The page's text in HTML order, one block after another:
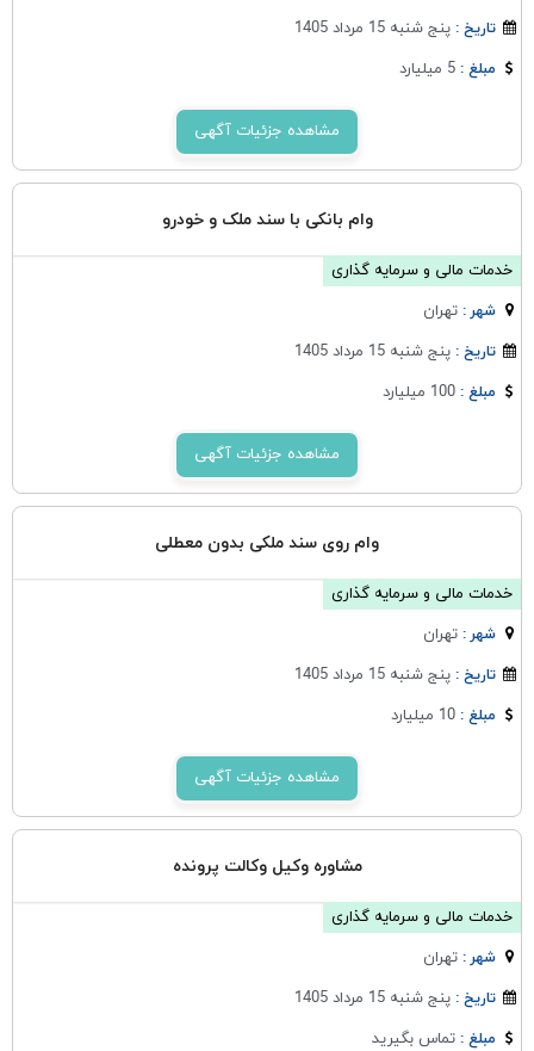
تاریخ :پنج شنبه 15 مرداد 1405
مبلغ :5 میلیارد
مشاهده جزئیات آگهی
وام بانکی با سند ملک و خودرو
خدمات مالی و سرمایه گذاری
شهر :تهران
تاریخ :پنج شنبه 15 مرداد 1405
مبلغ :100 میلیارد
مشاهده جزئیات آگهی
وام روی سند ملکی بدون معطلی
خدمات مالی و سرمایه گذاری
شهر :تهران
تاریخ :پنج شنبه 15 مرداد 1405
مبلغ :10 میلیارد
مشاهده جزئیات آگهی
مشاوره وکیل وکالت پرونده
خدمات مالی و سرمایه گذاری
شهر :تهران
تاریخ :پنج شنبه 15 مرداد 1405
مبلغ :تماس بگیرید